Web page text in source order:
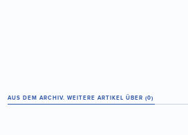
AUS DEM ARCHIV. WEITERE ARTIKEL ÜBER (0)